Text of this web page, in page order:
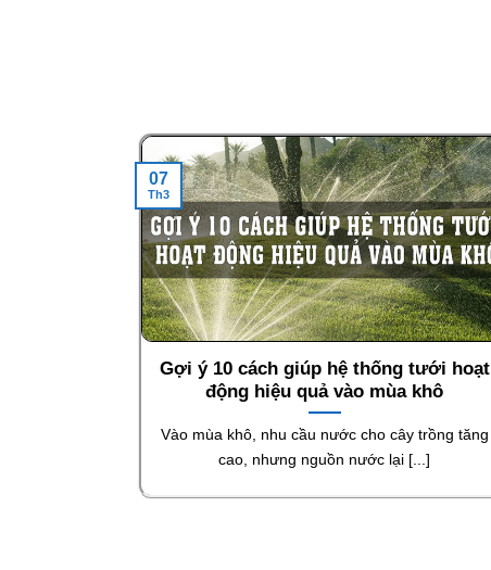
Gợi ý 10 cách giúp hệ thống tưới hoạt
động hiệu quả vào mùa khô
Vào mùa khô, nhu cầu nước cho cây trồng tăng
cao, nhưng nguồn nước lại [...]
07
Th3